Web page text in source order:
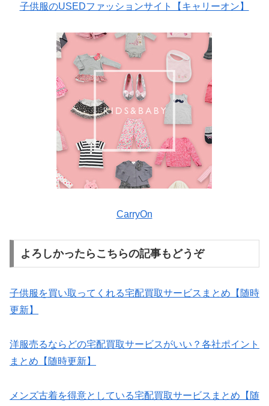
子供服のUSEDファッションサイト【キャリーオン】
CarryOn
よろしかったらこちらの記事もどうぞ
子供服を買い取ってくれる宅配買取サービスまとめ【随時
更新】
洋服売るならどの宅配買取サービスがいい？各社ポイント
まとめ【随時更新】
メンズ古着を得意としている宅配買取サービスまとめ【随